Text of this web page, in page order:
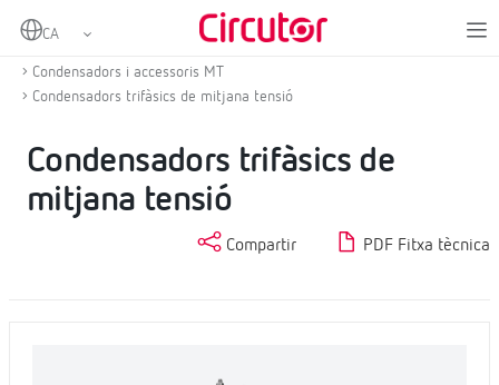
Home
Condensadors i accessoris MT
Condensadors trifàsics de mitjana tensió
Condensadors trifàsics de
mitjana tensió
Compartir PDF Fitxa tècnica